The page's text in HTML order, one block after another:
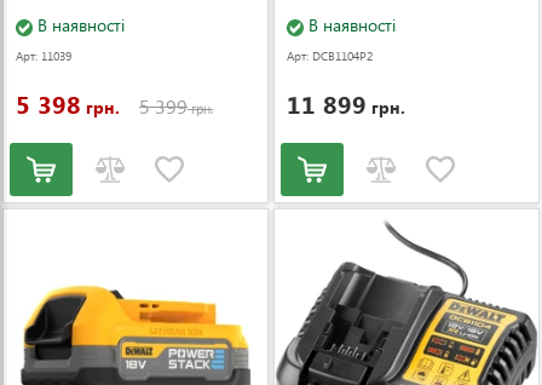
В наявності
Арт: 11039
5 398 грн. 5 399грн.
В наявності
Арт: DCB1104P2
11 899 грн.